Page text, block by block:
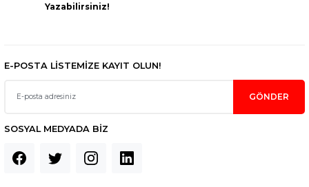
Yazabilirsiniz!
E-POSTA LİSTEMİZE KAYIT OLUN!
GÖNDER
SOSYAL MEDYADA BİZ